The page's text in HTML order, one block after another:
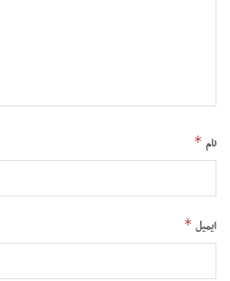
نام *
ایمیل *